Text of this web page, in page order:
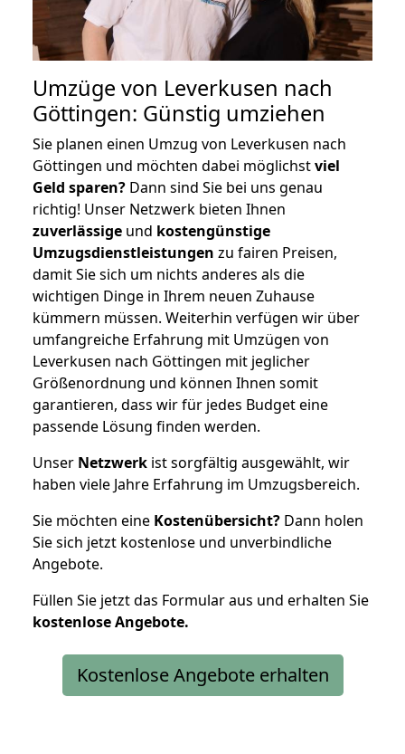
Umzüge von Leverkusen nach
Göttingen: Günstig umziehen
Sie planen einen Umzug von Leverkusen nach
Göttingen und möchten dabei möglichstviel
Geld sparen? Dann sind Sie bei uns genau
richtig! Unser Netzwerk bieten Ihnen
zuverlässige und kostengünstige
Umzugsdienstleistungen zu fairen Preisen,
damit Sie sich um nichts anderes als die
wichtigen Dinge in Ihrem neuen Zuhause
kümmern müssen. Weiterhin verfügen wir über
umfangreiche Erfahrung mit Umzügen von
Leverkusen nach Göttingen mit jeglicher
Größenordnung und können Ihnen somit
garantieren, dass wir für jedes Budget eine
passende Lösung finden werden.
Unser Netzwerk ist sorgfältig ausgewählt, wir
haben viele Jahre Erfahrung im Umzugsbereich.
Sie möchten eine Kostenübersicht? Dann holen
Sie sich jetzt kostenlose und unverbindliche
Angebote.
Füllen Sie jetzt das Formular aus und erhalten Sie
kostenloseAngebote.
Kostenlose Angebote erhalten